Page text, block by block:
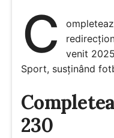
C
venit
Sport, susținând
230